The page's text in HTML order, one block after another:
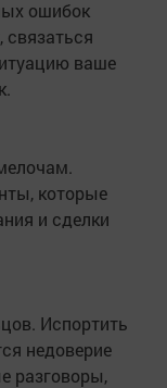
ошибок
связаться
ваше
которые
и сделки
Испортить
недоверие
разговоры,